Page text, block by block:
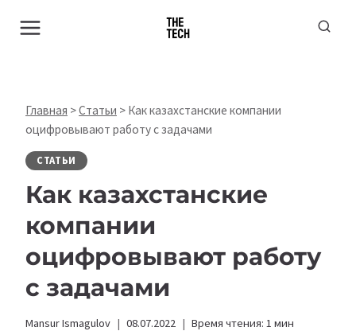
Главная >Статьи > Как казахстанские компании
оцифровывают работу с задачами
СТАТЬИ
Как казахстанские
компании
оцифровывают работу
с задачами
Mansur Ismagulov 08.07.2022 Время чтения: 1 мин